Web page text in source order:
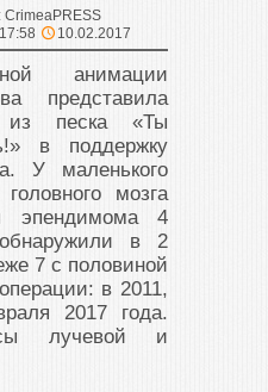
CrimeaPRESS
17:58 10.02.2017
анимации
представила
песка «Ты
в поддержку
У маленького
мозга
эпендимома 4
в 2
7 с половиной
в 2011,
2017 года.
лучевой и